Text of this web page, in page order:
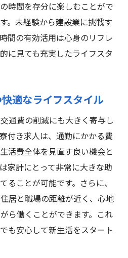
時間を存分に楽しむことがで
。未経験から建設業に挑戦す
間の有効活用は心身のリフレ
に見ても充実したライフスタ
適なライフスタイル
通費の削減にも大きく寄与し
付き求人は、通勤にかかる費
活費全体を見直す良い機会と
家計にとって非常に大きな助
ることが可能です。さらに、
居と職場の距離が近く、心地
ら働くことができます。これ
も安心して新生活をスタート